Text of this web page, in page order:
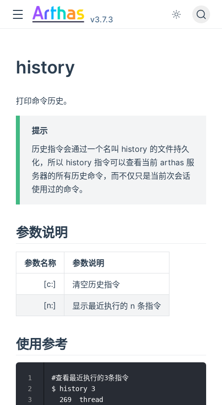
v3.7.3
history
打印命令历史。
提示
历史指令会通过一个名叫 history 的文件持久
化，所以 history 指令可以查看当前 arthas 服
务器的所有历史命令，而不仅只是当前次会话
使用过的命令。
参数说明
参数名称 参数说明
[c:] 清空历史指令
[n:] 显示最近执行的 n 条指令
使用参考
#查看最近执行的3条指令
$ history 3
  269  thread